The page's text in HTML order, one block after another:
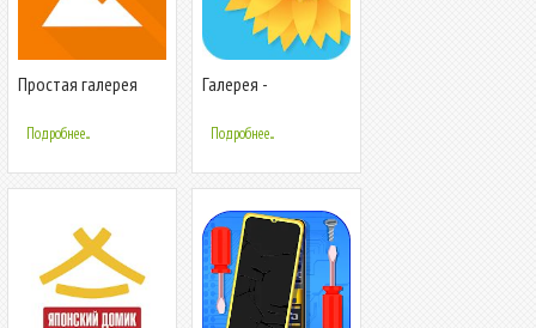
Простая галерея
Подробнее...
Галерея -
видео галерея
Подробнее...